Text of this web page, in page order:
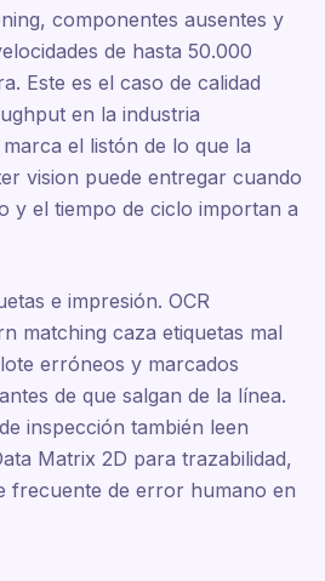
componentes ausentes y
de hasta 50.000
Este es el caso de calidad
en la industria
el listón de lo que la
vision puede entregar cuando
y el tiempo de ciclo importan a
e impresión. OCR
matching caza etiquetas mal
erróneos y marcados
de que salgan de la línea.
inspección también leen
Matrix 2D para trazabilidad,
frecuente de error humano en